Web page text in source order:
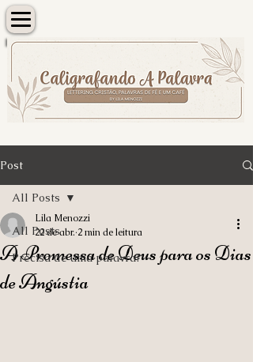
Post
All Posts
Precisa de uma palavra?
All Posts
A Promessa de Deus para os Dias
de Angústia
Lila Menozzi
22 de abr. 2 min de leitura